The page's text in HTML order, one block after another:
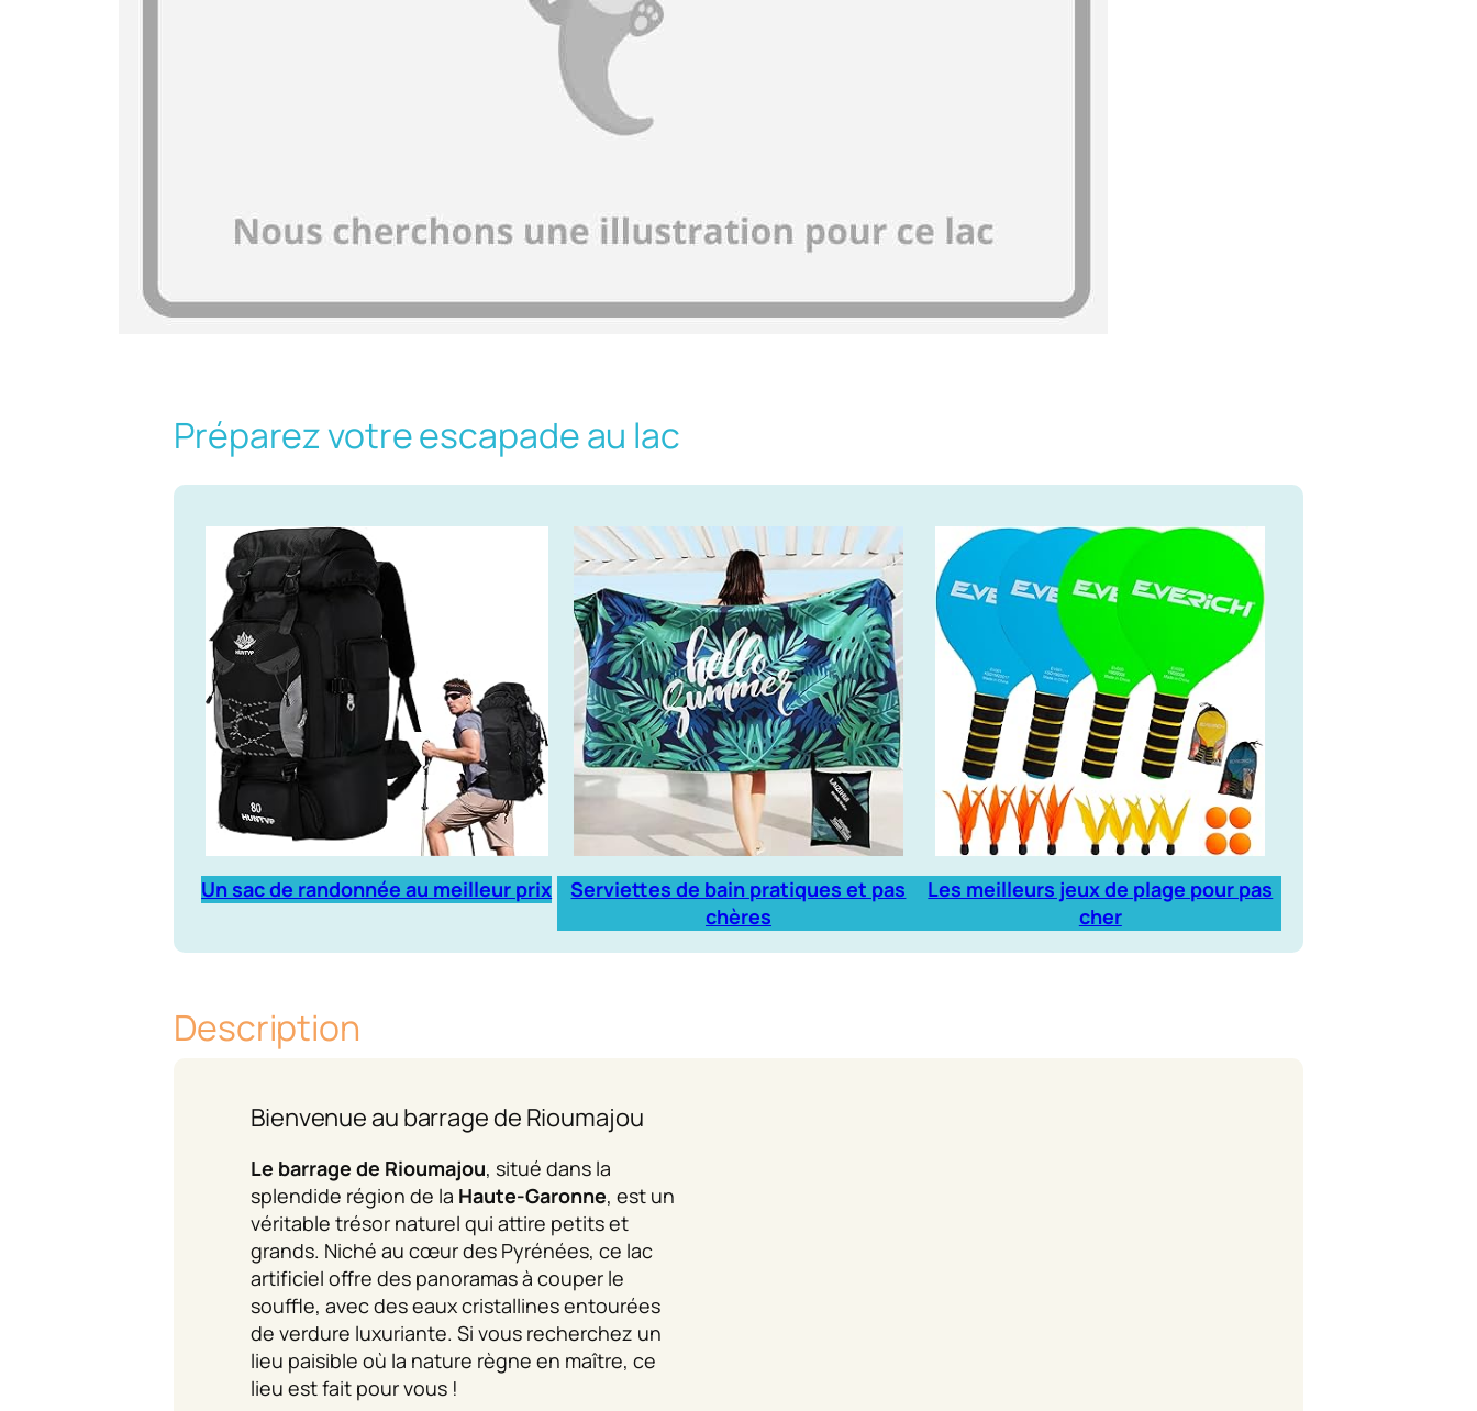
Préparez votre escapade au lac
Un sac de randonnée au meilleur prix
Serviettes de bain pratiques et pas
chères
Les meilleurs jeux de plage pour pas
cher
Description
Bienvenue au barrage de Rioumajou
Le barrage de Rioumajou, situé dans la
splendide région de la Haute-Garonne, est un
véritable trésor naturel qui attire petits et
grands. Niché au cœur des Pyrénées, ce lac
artificiel offre des panoramas à couper le
souffle, avec des eaux cristallines entourées
de verdure luxuriante. Si vous recherchez un
lieu paisible où la nature règne en maître, ce
lieu est fait pour vous !